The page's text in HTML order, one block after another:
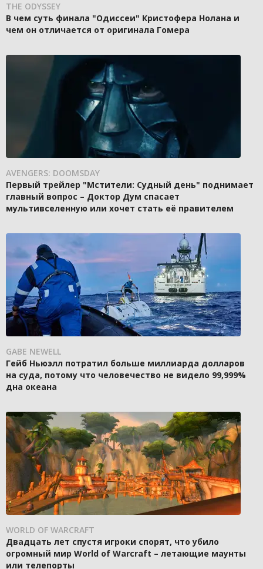
THE ODYSSEY
В чем суть финала "Одиссеи" Кристофера Нолана и
чем он отличается от оригинала Гомера
AVENGERS: DOOMSDAY
Первый трейлер "Мстители: Судный день" поднимает
главный вопрос – Доктор Дум спасает
мультивселенную или хочет стать её правителем
GABE NEWELL
Гейб Ньюэлл потратил больше миллиарда долларов
на суда, потому что человечество не видело 99,999%
дна океана
WORLD OF WARCRAFT
Двадцать лет спустя игроки спорят, что убило
огромный мир World of Warcraft – летающие маунты
или телепорты